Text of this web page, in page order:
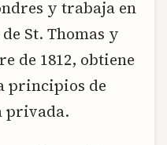
y trabaja en
St. Thomas y
de 1812, obtiene
principios de
privada.